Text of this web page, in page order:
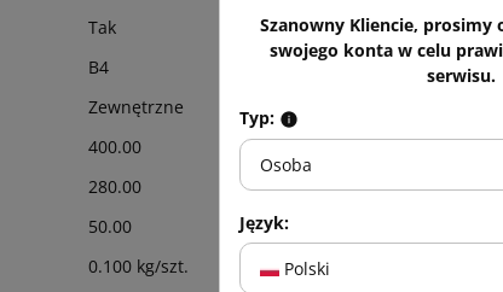
Tak
B4
Zewnętrzne
400.00
280.00
50.00
0.100 kg/szt.
Szanowny Kliencie, prosimy
swojego konta w celu
serwisu.
Typ:
Osoba
Język:
Polski